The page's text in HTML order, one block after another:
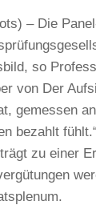
– Die
so
von Der
gemessen
bezahlt
zu einer